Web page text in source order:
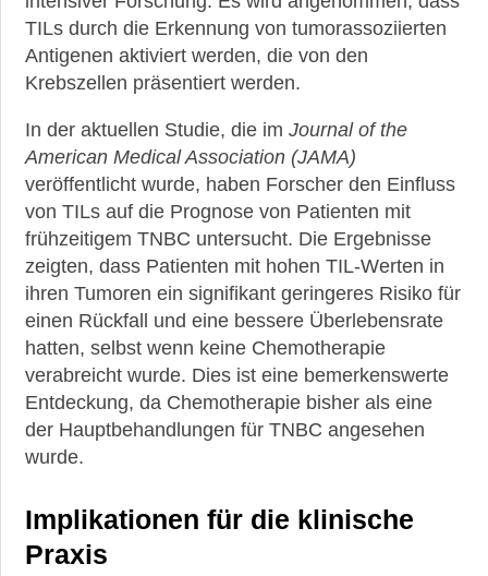
TILs durch die Erkennung von tumorassoziierten
Antigenen aktiviert werden, die von den
Krebszellen präsentiert werden.
In der aktuellen Studie, die im Journal of the
American Medical Association (JAMA)
veröffentlicht wurde, haben Forscher den Einfluss
von TILs auf die Prognose von Patienten mit
frühzeitigem TNBC untersucht. Die Ergebnisse
zeigten, dass Patienten mit hohen TIL-Werten in
ihren Tumoren ein signifikant geringeres Risiko für
einen Rückfall und eine bessere Überlebensrate
hatten, selbst wenn keine Chemotherapie
verabreicht wurde. Dies ist eine bemerkenswerte
Entdeckung, da Chemotherapie bisher als eine
der Hauptbehandlungen für TNBC angesehen
wurde.
Implikationen für die klinische
Praxis